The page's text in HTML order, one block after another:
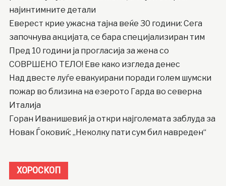
најинтимните детали
Еверест крие ужасна тајна веќе 30 години: Сега
започнува акцијата, се бара специјализиран тим
Пред 10 години ја прогласија за жена со
СОВРШЕНО ТЕЛО! Еве како изгледа денес
Над двесте луѓе евакуирани поради голем шумски
пожар во близина на езерото Гарда во северна
Италија
Горан Иванишевиќ ја откри најголемата заблуда за
Новак Ѓоковиќ: „Неколку пати сум бил навреден“
ХОРОСКОП